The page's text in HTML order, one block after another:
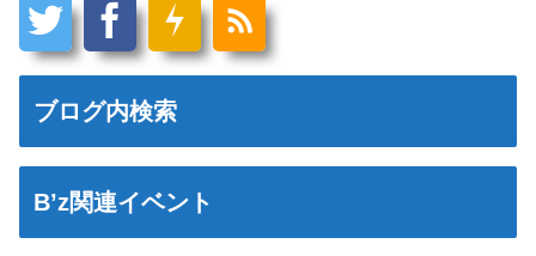
ブログ内検索
B’z関連イベント